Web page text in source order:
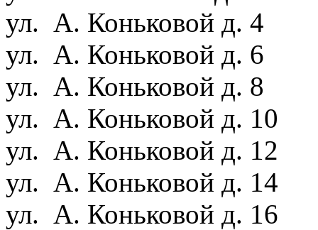
ул. А. Коньковой д. 4
ул. А. Коньковой д. 6
ул. А. Коньковой д. 8
ул. А. Коньковой д. 10
ул. А. Коньковой д. 12
ул. А. Коньковой д. 14
ул. А. Коньковой д. 16